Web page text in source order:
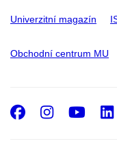
Univerzitní magazín
Obchodní centrum MU
Facebook